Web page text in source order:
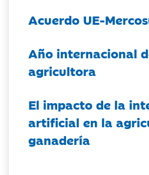
Acuerdo UE-
Año internacional
agricultora
El impacto de la
artificial en la
ganadería